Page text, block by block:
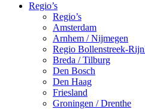
Regio’s
Regio’s
Amsterdam
Arnhem / Nijmegen
Regio Bollenstreek-
Breda / Tilburg
Den Bosch
Den Haag
Friesland
Groningen / Drenthe